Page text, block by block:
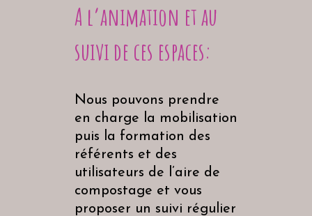
A l’animation et au
suivi de ces espaces:
Nous pouvons prendre
en charge la mobilisation
puis la formation des
référents et des
utilisateurs de l’aire de
compostage et vous
proposer un suivi régulier